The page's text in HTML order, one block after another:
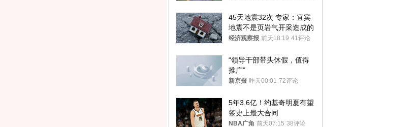
45天地震32次 专家：宜宾
地震不是页岩气开采造成的
经济观察报 前天18:19 41评论
“领导干部带头休假，值得
推广”
新京报 昨天00:01 72评论
5年3.6亿！约基奇明夏有望
签史上最大合同
NBA广角 前天07:15 38评论